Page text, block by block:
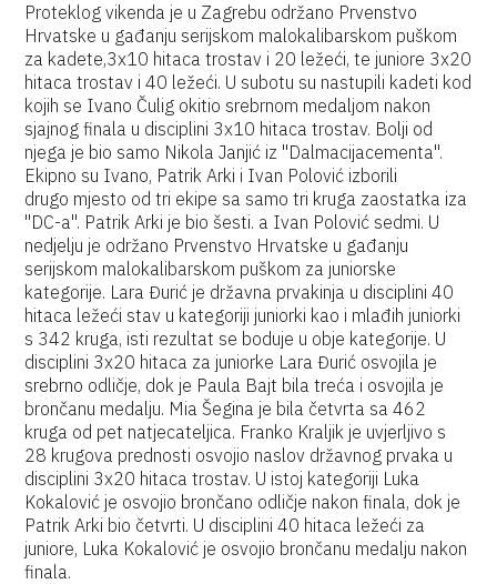
Proteklog vikenda je u Zagrebu održano Prvenstvo
Hrvatske u gađanju serijskom malokalibarskom puškom
za kadete,3x10 hitaca trostav i 20 ležeći, te juniore 3x20
hitaca trostav i 40 ležeći. U subotu su nastupili kadeti kod
kojih se Ivano Čulig okitio srebrnom medaljom nakon
sjajnog finala u disciplini 3x10 hitaca trostav. Bolji od
njega je bio samo Nikola Janjić iz "Dalmacijacementa".
Ekipno su Ivano, Patrik Arki i Ivan Polović izborili
drugo mjesto od tri ekipe sa samo tri kruga zaostatka iza
"DC-a". Patrik Arki je bio šesti. a Ivan Polović sedmi. U
nedjelju je održano Prvenstvo Hrvatske u gađanju
serijskom malokalibarskom puškom za juniorske
kategorije. Lara Đurić je državna prvakinja u disciplini 40
hitaca ležeći stav u kategoriji juniorki kao i mlađih juniorki
s 342 kruga, isti rezultat se boduje u obje kategorije. U
disciplini 3x20 hitaca za juniorke Lara Đurić osvojila je
srebrno odličje, dok je Paula Bajt bila treća i osvojila je
brončanu medalju. Mia Šegina je bila četvrta sa 462
kruga od pet natjecateljica. Franko Kraljik je uvjerljivo s
28 krugova prednosti osvojio naslov državnog prvaka u
disciplini 3x20 hitaca trostav. U istoj kategoriji Luka
Kokalović je osvojio brončano odličje nakon finala, dok je
Patrik Arki bio četvrti. U disciplini 40 hitaca ležeći za
juniore, Luka Kokalović je osvojio brončanu medalju nakon
finala.